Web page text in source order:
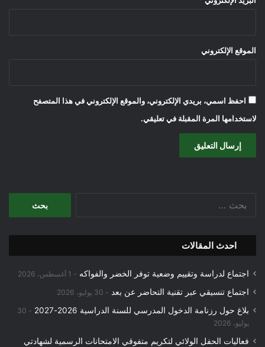
الموقع الإلكتروني
احفظ اسمي، بريدي الإلكتروني، والموقع الإلكتروني في هذا المتصفح
لاستخدامها المرة المقبلة في تعليقي.
احدث المقالات
اجتماع لدراسة وتقييم وضعية توفر الخضر والفواكه 1 أغسطس، 2026
اجتماع تنسيقي عبر تقنية التحاضر عن بعد 30 يوليو، 2026
بلاغ حول رزنامة الدخول المدرسي للسنة الدراسية 2026-2027
30
يوليو، 2026
فعاليات الحفل الولائي لتكريم متفوقي الامتحانات الرسمية لشهادتي